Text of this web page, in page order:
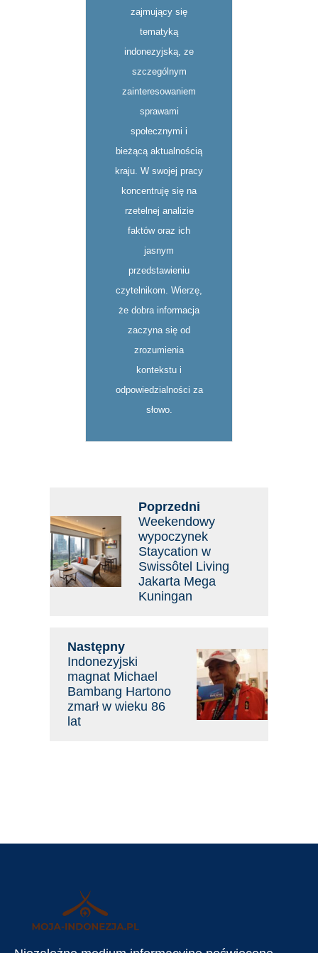
zajmujący się
tematyką
indonezyjską, ze
szczególnym
zainteresowaniem
sprawami
społecznymi i
bieżącą aktualnością
kraju. W swojej pracy
koncentruję się na
rzetelnej analizie
faktów oraz ich
jasnym
przedstawieniu
czytelnikom. Wierzę,
że dobra informacja
zaczyna się od
zrozumienia
kontekstu i
odpowiedzialności za
słowo.
Poprzedni
Weekendowy
wypoczynek
Staycation w
Swissôtel Living
Jakarta Mega
Kuningan
Następny
Indonezyjski
magnat Michael
Bambang Hartono
zmarł w wieku 86
lat